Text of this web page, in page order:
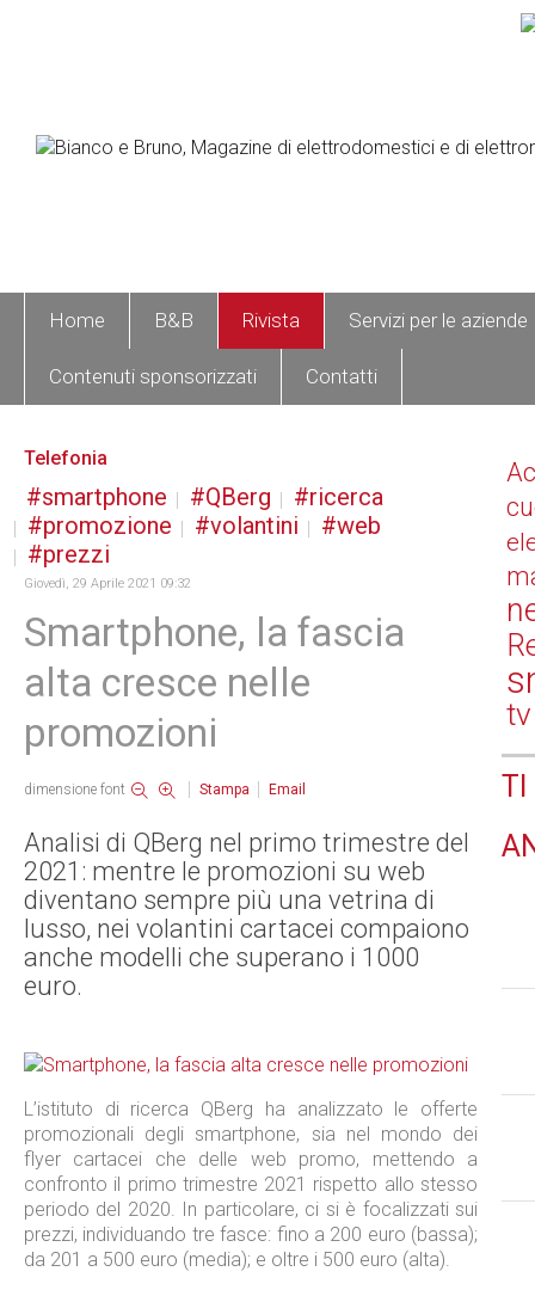
Home B&B Rivista Servizi per le aziende
Contenuti sponsorizzati Contatti
Telefonia
smartphone QBerg
ricerca
promozione
volantini
web
prezzi
Giovedì, 29 Aprile 2021 09:32
Smartphone, la fascia
alta cresce nelle
promozioni
dimensione font Stampa Email
Analisi di QBerg nel primo trimestre del
2021: mentre le promozioni su web
diventano sempre più una vetrina di
lusso, nei volantini cartacei compaiono
anche modelli che superano i 1000
euro.
L’istituto di ricerca QBerg ha analizzato le offerte
promozionali degli smartphone, sia nel mondo dei
flyer cartacei che delle web promo, mettendo a
confronto il primo trimestre 2021 rispetto allo stesso
periodo del 2020. In particolare, ci si è focalizzati sui
prezzi, individuando tre fasce: fino a 200 euro (bassa);
da 201 a 500 euro (media); e oltre i 500 euro (alta).
tv
TI